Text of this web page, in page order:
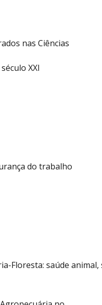
nas Ciências
XXI
do trabalho
Floresta: saúde